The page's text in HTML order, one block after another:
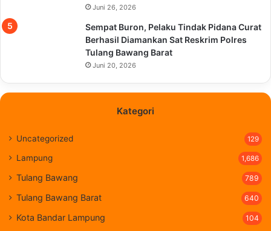
Juni 26, 2026
Sempat Buron, Pelaku Tindak Pidana Curat
Berhasil Diamankan Sat Reskrim Polres
Tulang Bawang Barat
Juni 20, 2026
Kategori
Uncategorized 129
Lampung 1,686
Tulang Bawang 789
Tulang Bawang Barat 640
Kota Bandar Lampung 104